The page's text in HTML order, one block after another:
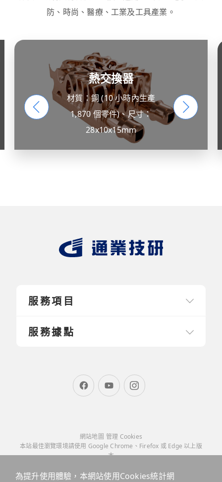
防、時尚、醫療、工業及工具產業。
熱交換器
材質：銅 (10 小時內生產
1,870 個零件)、尺寸：
28x10x15mm
服務項目
服務據點
網站地圖 管理 Cookies
本站最佳瀏覽環境請使用 Google Chrome、Firefox 或 Edge 以上版
本
為提升使用體驗，本網站使用Cookies統計網